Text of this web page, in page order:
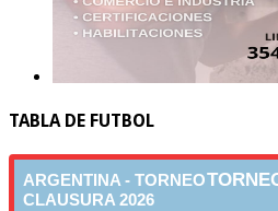
TABLA DE FUTBOL